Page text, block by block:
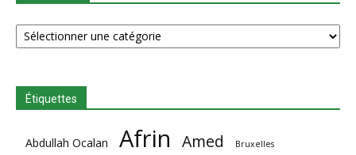
Catégories
Étiquettes
Abdullah Ocalan Afrin Amed Bruxelles